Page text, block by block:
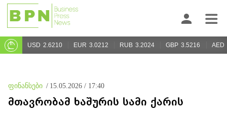
USD 2.6210 EUR 3.0212 RUB 3.2024 GBP 3.5216 AED
ფინანსები / 15.05.2026 / 17:40
მთავრობამ ხაშურის სამი ქარის